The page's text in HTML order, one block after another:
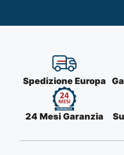
Spedizione Europa
24 Mesi Garanzia